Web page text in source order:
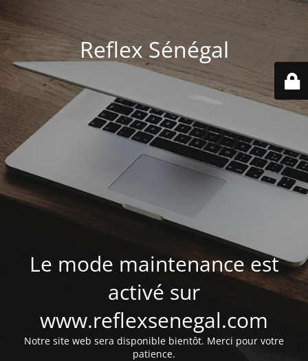
Reflex Sénégal
Le mode maintenance est
activé sur
www.reflexsenegal.com
Notre site web sera disponible bientôt. Merci pour votre
patience.